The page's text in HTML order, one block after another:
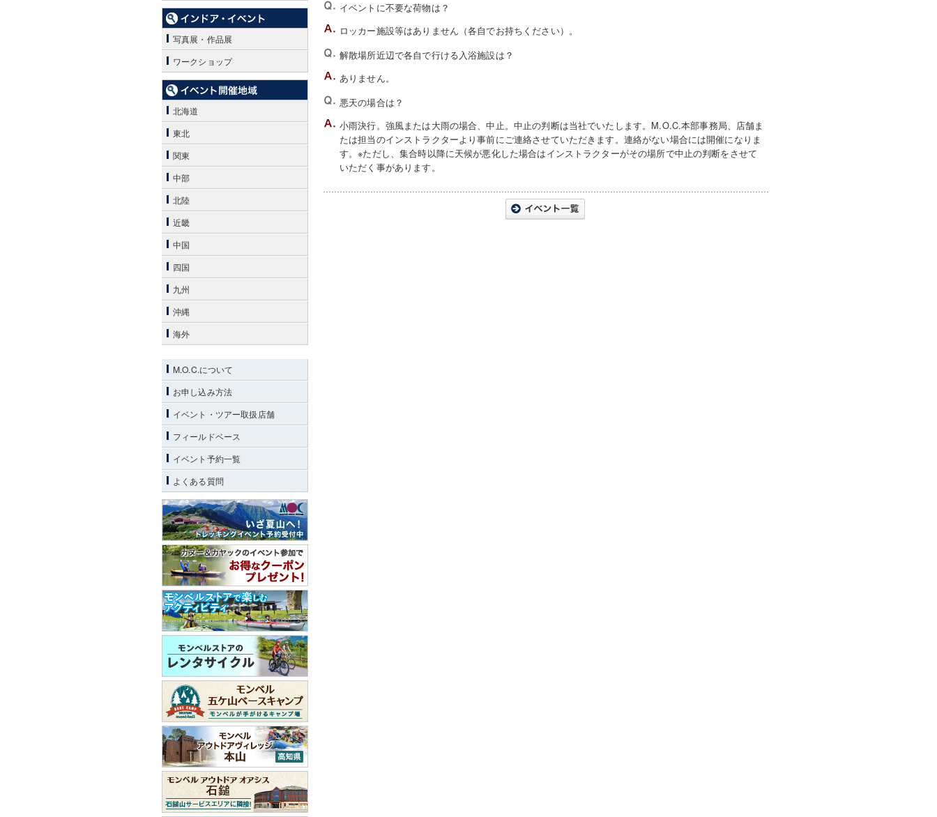
イベントに不要な荷物は？
ロッカー施設等はありません（各自でお持ちください）。
解散場所近辺で各自で行ける入浴施設は？
ありません。
悪天の場合は？
小雨決行。強風または大雨の場合、中止。中止の判断は当社でいたします。M.O.C.本部事務局、店舗ま
たは担当のインストラクターより事前にご連絡させていただきます。連絡がない場合には開催になりま
す。※ただし、集合時以降に天候が悪化した場合はインストラクターがその場所で中止の判断をさせて
いただく事があります。
写真展・作品展
ワークショップ
北海道
東北
関東
中部
北陸
近畿
中国
四国
九州
沖縄
海外
M.O.C.について
お申し込み方法
イベント・ツアー取扱店舗
フィールドベース
イベント予約一覧
よくある質問